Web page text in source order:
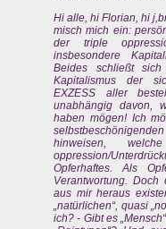
Hi alle, hi Florian, hi
misch mich ein:
der triple
insbesondere
Beides schließt
Kapitalismus der
EXZESS aller
unabhängig davon,
haben mögen! Ich
hinweisen,
oppression/
Opferhaftes. Als
Verantwortung.
aus mir heraus
„natürlichen“, quasi
ich? - Gibt es